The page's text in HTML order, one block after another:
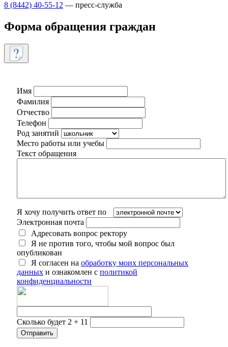
8 (8442) 40-55-12 — пресс-служба
Форма обращения граждан
Имя
Фамилия
Отчество
Телефон
Род занятий
Место работы или учебы
Текст обращения
Я хочу получить ответ по
Электронная почта
Адресовать вопрос ректору
Я не против того, чтобы мой вопрос был
опубликован
Я согласен на обработку моих персональных
данных и ознакомлен с политикой
конфиденциальности
Сколько будет 2 + 11